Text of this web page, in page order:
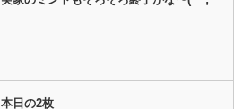
本日の2枚